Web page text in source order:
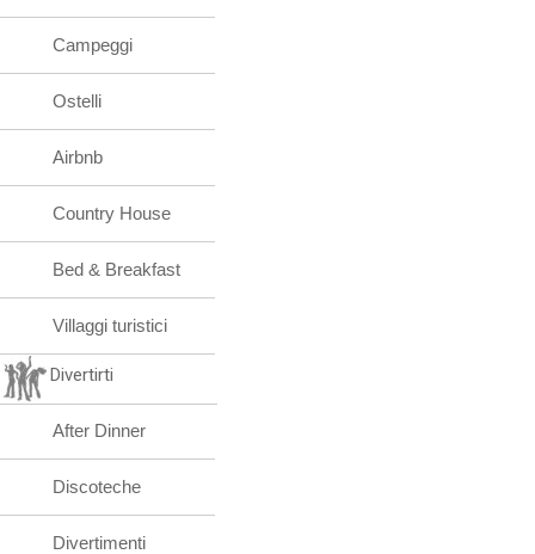
Campeggi
Ostelli
Airbnb
Country House
Bed & Breakfast
Villaggi turistici
Divertirti
After Dinner
Discoteche
Divertimenti